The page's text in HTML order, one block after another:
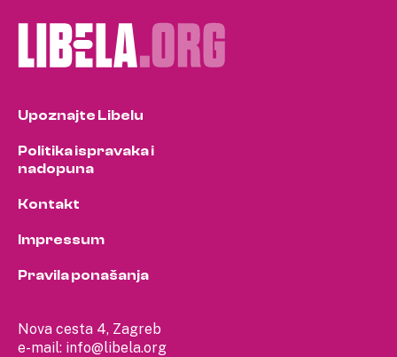
Nova cesta 4, Zagreb
e-mail: info@libela.org
Upoznajte Libelu
Politika ispravaka i
nadopuna
Kontakt
Impressum
Pravila ponašanja